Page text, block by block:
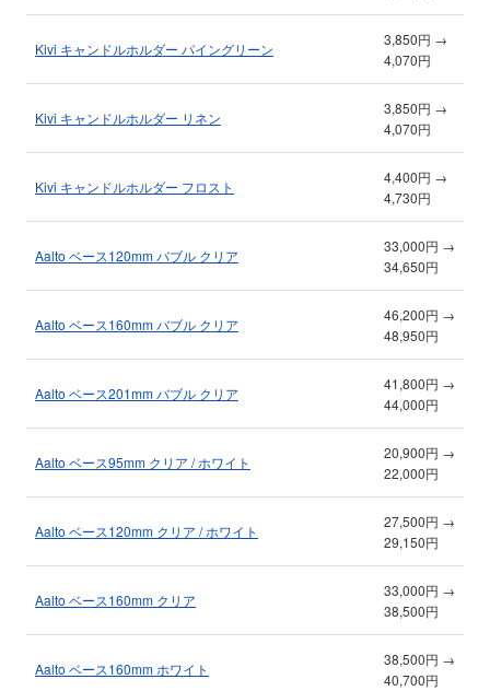
Kivi キャンドルホルダー パイングリーン
3,850円 →
4,070円
Kivi キャンドルホルダー リネン
3,850円 →
4,070円
Kivi キャンドルホルダー フロスト
4,400円 →
4,730円
Aalto ベース120mm バブル クリア
33,000円 →
34,650円
Aalto ベース160mm バブル クリア
46,200円 →
48,950円
Aalto ベース201mm バブル クリア
41,800円 →
44,000円
Aalto ベース95mm クリア / ホワイト
20,900円 →
22,000円
Aalto ベース120mm クリア / ホワイト
27,500円 →
29,150円
Aalto ベース160mm クリア
33,000円 →
38,500円
Aalto ベース160mm ホワイト
38,500円 →
40,700円